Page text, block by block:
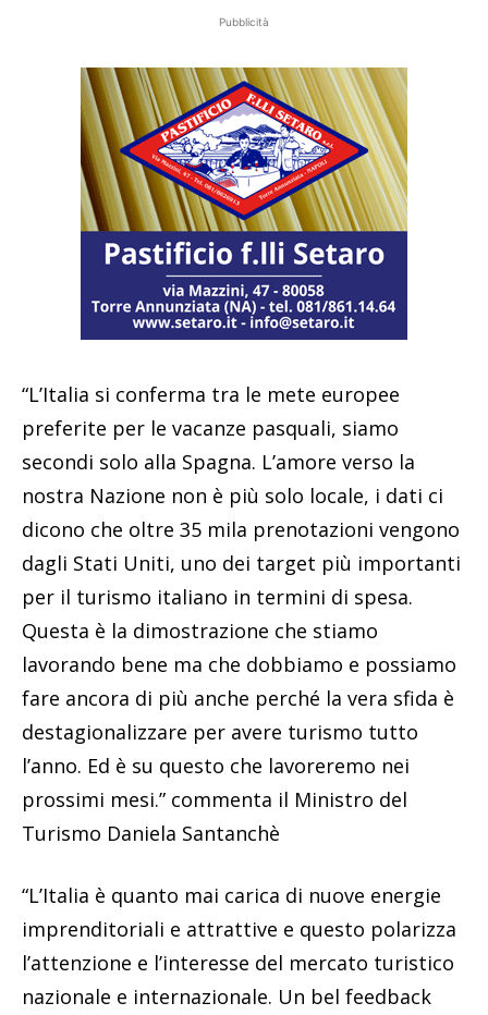
Pubblicità
“L’Italia si conferma tra le mete europee
preferite per le vacanze pasquali, siamo
secondi solo alla Spagna. L’amore verso la
nostra Nazione non è più solo locale, i dati ci
dicono che oltre 35 mila prenotazioni vengono
dagli Stati Uniti, uno dei target più importanti
per il turismo italiano in termini di spesa.
Questa è la dimostrazione che stiamo
lavorando bene ma che dobbiamo e possiamo
fare ancora di più anche perché la vera sfida è
destagionalizzare per avere turismo tutto
l’anno. Ed è su questo che lavoreremo nei
prossimi mesi.” commenta il Ministro del
Turismo Daniela Santanchè
“L’Italia è quanto mai carica di nuove energie
imprenditoriali e attrattive e questo polarizza
l’attenzione e l’interesse del mercato turistico
nazionale e internazionale. Un bel feedback